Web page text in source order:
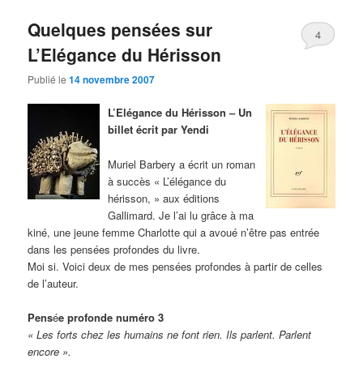
Quelques pensées sur
L’Elégance du Hérisson
Publié le14 novembre 2007
4
L’Elégance du Hérisson – Un
billet écrit par Yendi
Muriel Barbery a écrit un roman
à succès « L’élégance du
hérisson, » aux éditions
Gallimard.Je l’ai lu grâce à ma
kiné, une jeune femme Charlotte qui a avoué n’être pas entrée
dans les pensées profondes du livre.
Moi si. Voici deux de mes pensées profondes à partir de celles
de l’auteur.
Pensée profonde numéro 3
« Les forts chez les humains ne font rien. Ils parlent. Parlent
encore ».